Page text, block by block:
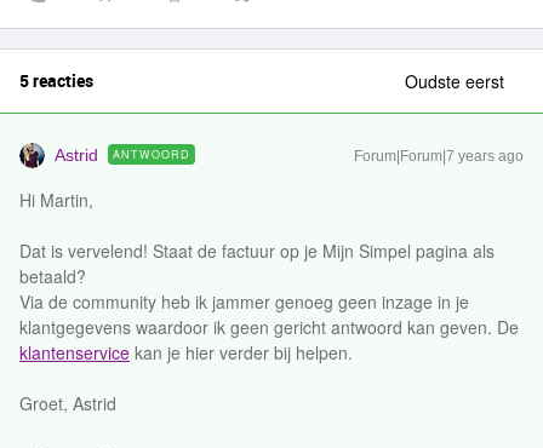
5 reacties Oudste eerst
Astrid ANTWOORD Forum|Forum|7 years ago
Hi Martin,
Dat is vervelend! Staat de factuur op je Mijn Simpel pagina als
betaald?
Via de community heb ik jammer genoeg geen inzage in je
klantgegevens waardoor ik geen gericht antwoord kan geven. De
klantenservice kan je hier verder bij helpen.
Groet, Astrid